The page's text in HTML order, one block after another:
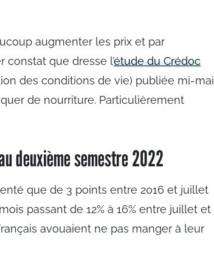
augmenter les prix et par
constat que dresse l’étude du Crédoc
des conditions de vie) publiée mi-mai
de nourriture. Particulièrement
deuxième semestre 2022
que de 3 points entre 2016 et juillet
passant de 12% à 16% entre juillet et
avouaient ne pas manger à leur